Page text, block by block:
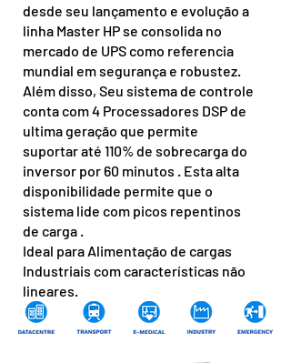
desde seu lançamento e evolução a
linha Master HP se consolida no
mercado de UPS como referencia
mundial em segurança e robustez.
Além disso, Seu sistema de controle
conta com 4 Processadores DSP de
ultima geração que permite
suportar até 110% de sobrecarga do
inversor por 60 minutos . Esta alta
disponibilidade permite que o
sistema lide com picos repentinos
de carga .
Ideal para Alimentação de cargas
Industriais com características não
lineares.